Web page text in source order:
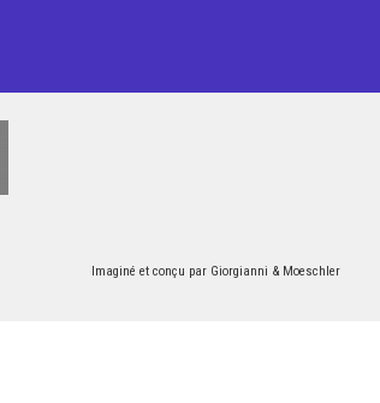
Imaginé et conçu par Giorgianni & Moeschler